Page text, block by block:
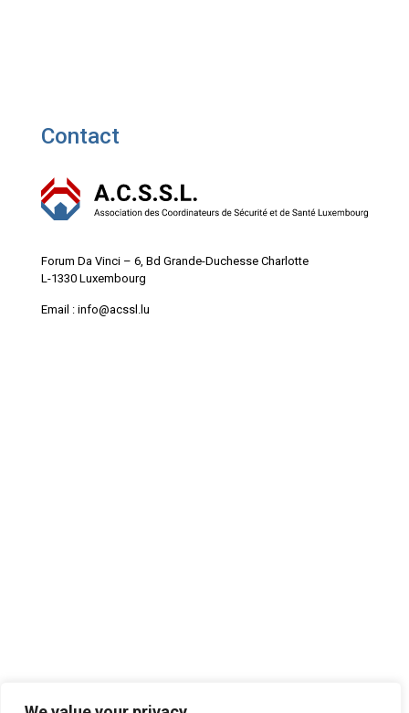
Contact
Forum Da Vinci – 6, Bd Grande-Duchesse Charlotte
L-1330 Luxembourg
Email : info@acssl.lu